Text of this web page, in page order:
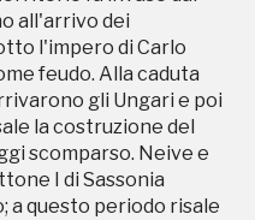
all'arrivo dei
l'impero di Carlo
feudo. Alla caduta
gli Ungari e poi
la costruzione del
scomparso. Neive e
I di Sassonia
a questo periodo risale
di Alba ora
nonché le continue
Nel 1274, a causa
di Neive fu
dispetto. Nel XIV
dalle lotte tra
seguì Asti sotto la
divenendo dote